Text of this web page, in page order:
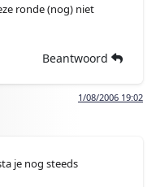
ronde (nog) niet
Beantwoord
1/08/2006 19:02
je nog steeds